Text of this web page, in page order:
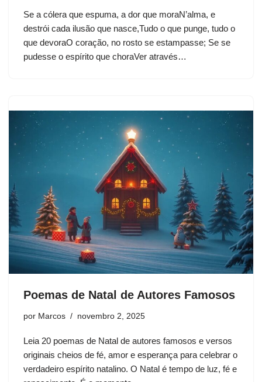
Se a cólera que espuma, a dor que moraN’alma, e
destrói cada ilusão que nasce,Tudo o que punge, tudo o
que devoraO coração, no rosto se estampasse; Se se
pudesse o espírito que choraVer através…
Poemas de Natal de Autores Famosos
por Marcos novembro 2, 2025
Leia 20 poemas de Natal de autores famosos e versos
originais cheios de fé, amor e esperança para celebrar o
verdadeiro espírito natalino. O Natal é tempo de luz, fé e